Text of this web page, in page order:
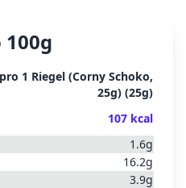
pro 1 Riegel (Corny Schoko,
25g) (25g)
107 kcal
1.6g
16.2g
3.9g